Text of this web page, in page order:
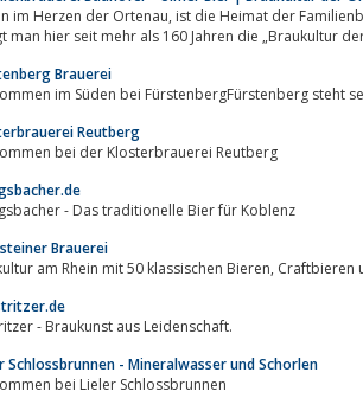
Ortenau, ist die Heimat der Familienbrauerei Bauhöfer.Zwischen Schwarzwaldhöhen und Rheinebene
man hier seit mehr als 160 Jahren die „Braukultur
Brauerei
im Süden bei FürstenbergFürstenberg steht
Reutberg
bei der Klosterbrauerei Reutberg
- Das traditionelle Bier für Koblenz
Brauerei
Bierkultur am Rhein mit 50
- Braukunst aus Leidenschaft.
Schlossbrunnen - Mineralwasser und Schorlen
bei Lieler Schlossbrunnen